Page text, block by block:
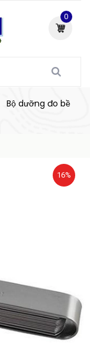
0
Bộ dưỡng đo bề
16%